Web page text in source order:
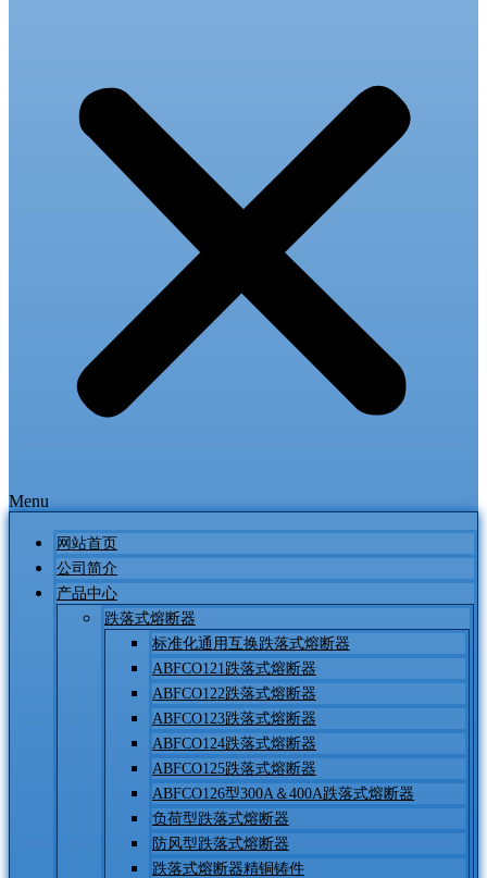
Menu
网站首页
公司简介
产品中心
跌落式熔断器
标准化通用互换跌落式熔断器
ABFCO121跌落式熔断器
ABFCO122跌落式熔断器
ABFCO123跌落式熔断器
ABFCO124跌落式熔断器
ABFCO125跌落式熔断器
ABFCO126型300A＆400A跌落式熔断器
负荷型跌落式熔断器
防风型跌落式熔断器
跌落式熔断器精铜铸件